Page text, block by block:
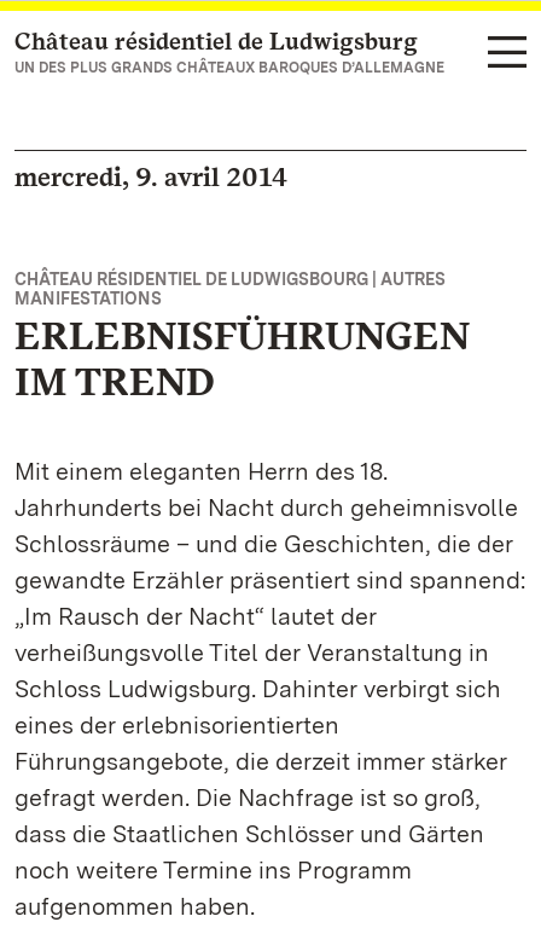
Vers la page d’accueil
Château résidentiel de Ludwigsburg
UN DES PLUS GRANDS CHÂTEAUX BAROQUES D’ALLEMAGNE
mercredi, 9. avril 2014
CHÂTEAU RÉSIDENTIEL DE LUDWIGSBOURG | AUTRES
MANIFESTATIONS
ERLEBNISFÜHRUNGEN
IM TREND
Mit einem eleganten Herrn des 18.
Jahrhunderts bei Nacht durch geheimnisvolle
Schlossräume – und die Geschichten, die der
gewandte Erzähler präsentiert sind spannend:
„Im Rausch der Nacht“ lautet der
verheißungsvolle Titel der Veranstaltung in
Schloss Ludwigsburg. Dahinter verbirgt sich
eines der erlebnisorientierten
Führungsangebote, die derzeit immer stärker
gefragt werden. Die Nachfrage ist so groß,
dass die Staatlichen Schlösser und Gärten
noch weitere Termine ins Programm
aufgenommen haben.